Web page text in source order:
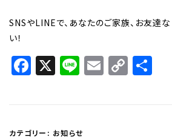
SNSやLINEで、あなたのご家族、お友達
い！
Facebook
X LineEmail
Copy
カテゴリー: お知らせ